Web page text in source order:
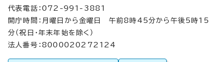
代表電話：072-991-3881
開庁時間：月曜日から金曜日 午前8時45分から午後5時15
分（祝日・年末年始を除く）
法人番号：8000020272124